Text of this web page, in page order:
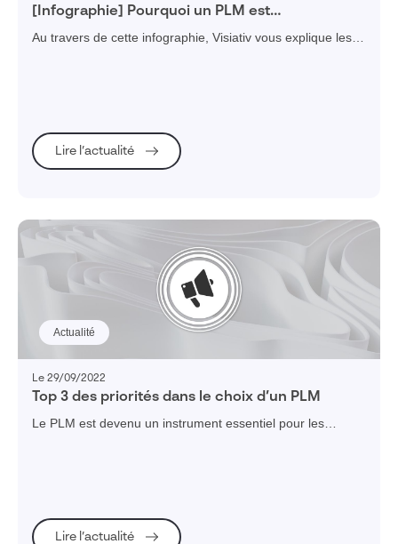
[Infographie] Pourquoi un PLM est
indispensable en entreprise ?
Au travers de cette infographie, Visiativ vous explique les
Lire l’actualité
Actualité
Le 29/09/2022
Top 3 des priorités dans le choix d’un PLM
Le PLM est devenu un instrument essentiel pour les
Lire l’actualité